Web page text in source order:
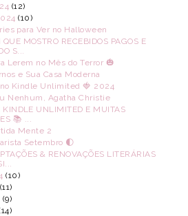
(12)
(10)
para Ver no Halloween
MOSTRO RECEBIDOS PAGOS E
S...
Lerem no Mês do Terror 🎃
e Sua Casa Moderna
Kindle Unlimited 🍓 2024
Nenhum, Agatha Christie
KINDLE UNLIMITED E MUITAS
📚 ...
Mente 2
Setembro 🌓
& RENOVAÇÕES LITERÁRIAS
(10)
(11)
(9)